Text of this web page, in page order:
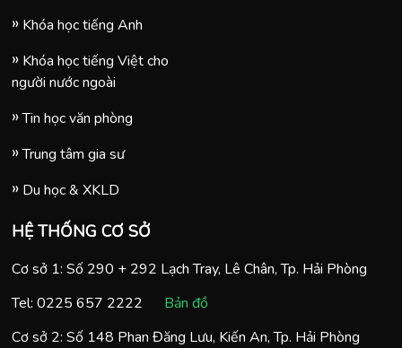
Khóa học tiếng Anh
Khóa học tiếng Việt cho
người nước ngoài
Tin học văn phòng
Trung tâm gia sư
Du học & XKLD
HỆ THỐNG CƠ SỞ
Cơ sở 1: Số 290 + 292 Lạch Tray, Lê Chân, Tp. Hải Phòng
Tel: 0225 657 2222
Bản đồ
Cơ sở 2: Số 148 Phan Đăng Lưu, Kiến An, Tp. Hải Phòng